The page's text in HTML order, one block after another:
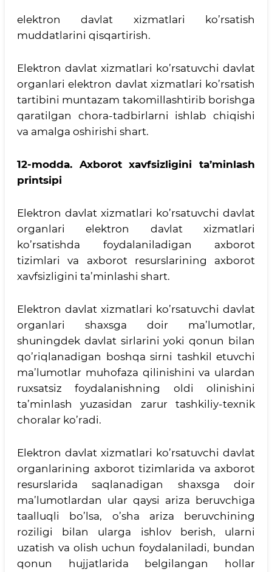
elektron davlat xizmatlari ko’rsatish
muddatlarini qisqartirish.
Elektron davlat xizmatlari ko’rsatuvchi davlat
organlari elektron davlat xizmatlari ko’rsatish
tartibini muntazam takomillashtirib borishga
qaratilgan chora-tadbirlarni ishlab chiqishi
va amalga oshirishi shart.
12-modda. Axborot xavfsizligini ta’minlash
printsipi
Elektron davlat xizmatlari ko’rsatuvchi davlat
organlari elektron davlat xizmatlari
ko’rsatishda foydalaniladigan axborot
tizimlari va axborot resurslarining axborot
xavfsizligini ta’minlashi shart.
Elektron davlat xizmatlari ko’rsatuvchi davlat
organlari shaxsga doir ma’lumotlar,
shuningdek davlat sirlarini yoki qonun bilan
qo’riqlanadigan boshqa sirni tashkil etuvchi
ma’lumotlar muhofaza qilinishini va ulardan
ruxsatsiz foydalanishning oldi olinishini
ta’minlash yuzasidan zarur tashkiliy-texnik
choralar ko’radi.
Elektron davlat xizmatlari ko’rsatuvchi davlat
organlarining axborot tizimlarida va axborot
resurslarida saqlanadigan shaxsga doir
ma’lumotlardan ular qaysi ariza beruvchiga
taalluqli bo’lsa, o’sha ariza beruvchining
roziligi bilan ularga ishlov berish, ularni
uzatish va olish uchun foydalaniladi, bundan
qonun hujjatlarida belgilangan hollar